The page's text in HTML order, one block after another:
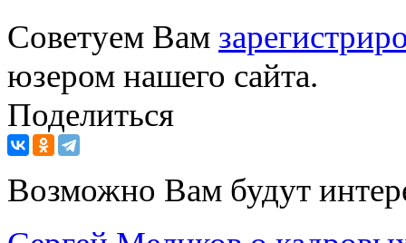
Советуем Вам
юзером нашего сайта.
Поделиться
Возможно Вам будут